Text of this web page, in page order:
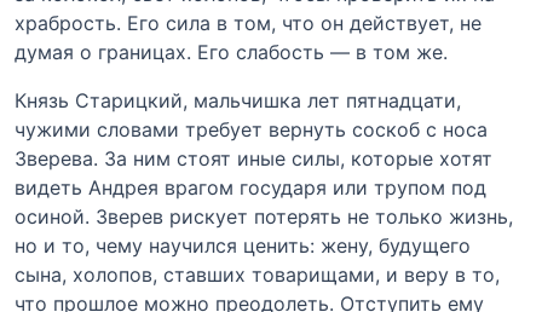
храбрость. Его сила в том, что он действует, не
думая о границах. Его слабость — в том же.
Князь Старицкий, мальчишка лет пятнадцати,
чужими словами требует вернуть соскоб с носа
Зверева. За ним стоят иные силы, которые хотят
видеть Андрея врагом государя или трупом под
осиной. Зверев рискует потерять не только жизнь,
но и то, чему научился ценить: жену, будущего
сына, холопов, ставших товарищами, и веру в то,
что прошлое можно преодолеть. Отступить ему